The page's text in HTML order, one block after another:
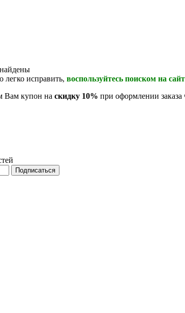
исправить, воспользуйтесь поиском на
Вам купон на скидку 10% при оформлении заказа
Подписаться